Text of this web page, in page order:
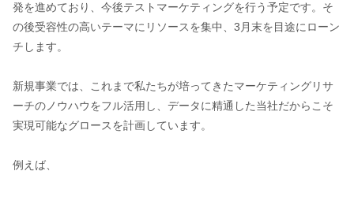
発を進めており、今後テストマーケティングを行う予定です。そ
の後受容性の高いテーマにリソースを集中、3月末を目途にローン
チします。
新規事業では、これまで私たちが培ってきたマーケティングリサ
ーチのノウハウをフル活用し、データに精通した当社だからこそ
実現可能なグロースを計画しています。
例えば、